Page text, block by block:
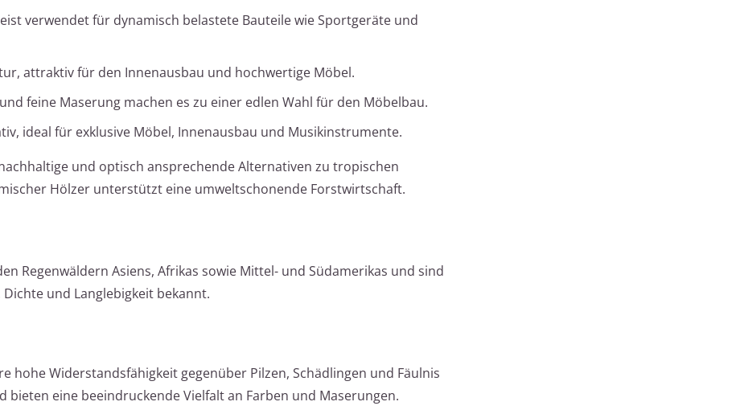
verwendet für dynamisch belastete Bauteile wie Sportgeräte und
attraktiv für den Innenausbau und hochwertige Möbel.
feine Maserung machen es zu einer edlen Wahl für den Möbelbau.
ideal für exklusive Möbel, Innenausbau und Musikinstrumente.
und optisch ansprechende Alternativen zu tropischen
Hölzer unterstützt eine umweltschonende Forstwirtschaft.
Regenwäldern Asiens, Afrikas sowie Mittel- und Südamerikas und sind
und Langlebigkeit bekannt.
hohe Widerstandsfähigkeit gegenüber Pilzen, Schädlingen und Fäulnis
bieten eine beeindruckende Vielfalt an Farben und Maserungen.